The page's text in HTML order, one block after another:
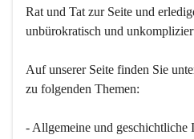
Rat und Tat zur Seite und
unbürokratisch und
Auf unserer Seite finden Sie
zu folgenden Themen:
- Allgemeine und geschichtliche